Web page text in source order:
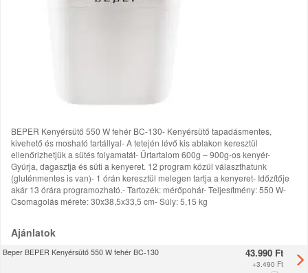
BEPER Kenyérsütő 550 W fehér BC-130- Kenyérsütő tapadásmentes,
kivehető és mosható tartállyal- A tetején lévő kis ablakon keresztül
ellenőrizhetjük a sütés folyamatát- Űrtartalom 600g – 900g-os kenyér-
Gyúrja, dagasztja és süti a kenyeret. 12 program közül választhatunk
(gluténmentes is van)- 1 órán keresztül melegen tartja a kenyeret- Időzítője
akár 13 órára programozható.- Tartozék: mérőpohár- Teljesítmény: 550 W-
Csomagolás mérete: 30x38,5x33,5 cm- Súly: 5,15 kg
Ajánlatok
Beper BEPER Kenyérsütő 550 W fehér BC-130 43.990 Ft
+3.490 Ft